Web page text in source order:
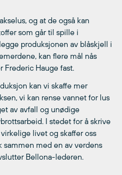
og at de også kan
som går til spille i
produksjonen av blåskjell i
kan flere mål nås
Frederic Hauge fast.
kan vi skaffe mer
vi kan rense vannet for lus
av avfall og unødige
I stedet for å skrive
livet og skaffer oss
sammen med en av verdens
Bellona-lederen.